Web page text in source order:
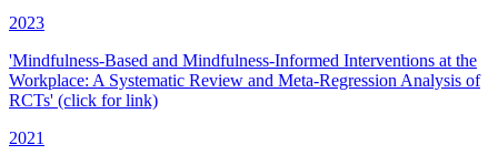
2023
'Mindfulness-Based and Mindfulness-Informed Interventions at the
Workplace: A Systematic Review and Meta-Regression Analysis of
RCTs' (click for link)
2021